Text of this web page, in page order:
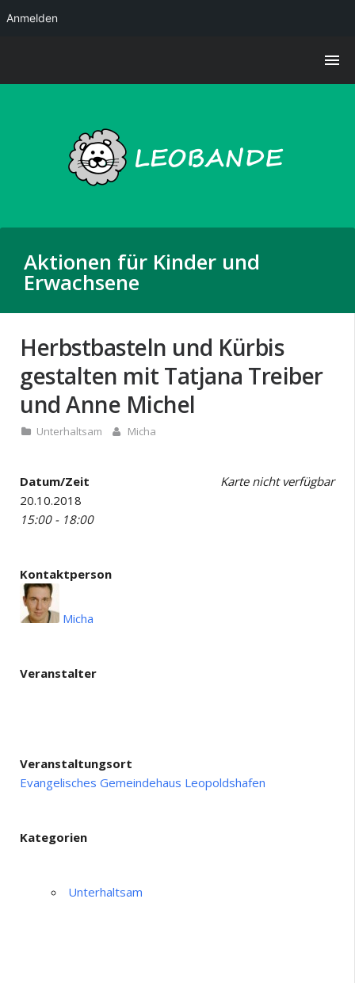
Aktionen für Kinder und
Erwachsene
Herbstbasteln und Kürbis
gestalten mit Tatjana Treiber
und Anne Michel
Unterhaltsam Micha
Karte nicht verfügbar
Datum/Zeit
20.10.2018
15:00 - 18:00
Kontaktperson
Micha
Veranstalter
Veranstaltungsort
Evangelisches Gemeindehaus Leopoldshafen
Kategorien
Unterhaltsam
Anmelden